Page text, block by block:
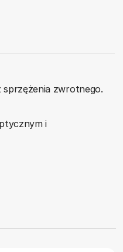
sprzężenia zwrotnego.
i